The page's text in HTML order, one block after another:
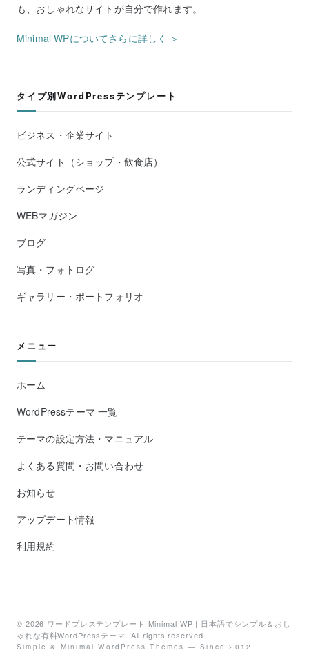
も、おしゃれなサイトが自分で作れます。
Minimal WPについてさらに詳しく ＞
タイプ別WordPressテンプレート
ビジネス・企業サイト
公式サイト（ショップ・飲食店）
ランディングページ
WEBマガジン
ブログ
写真・フォトログ
ギャラリー・ポートフォリオ
メニュー
ホーム
WordPressテーマ 一覧
テーマの設定方法・マニュアル
よくある質問・お問い合わせ
お知らせ
アップデート情報
利用規約
© 2026 ワードプレステンプレート Minimal WP | 日本語でシンプル＆おし
ゃれな有料WordPressテーマ
. All rights reserved.
Simple & Minimal WordPress Themes — Since 2012